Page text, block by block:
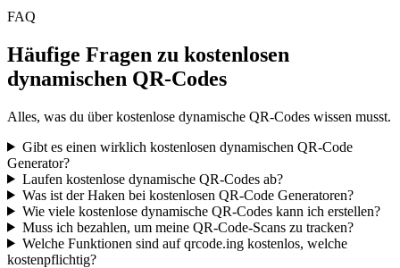
FAQ
Häufige Fragen zu kostenlosen
dynamischen QR-Codes
Alles, was du über kostenlose dynamische QR-Codes wissen musst.
Gibt es einen wirklich kostenlosen dynamischen QR-Code
Generator?
Laufen kostenlose dynamische QR-Codes ab?
Was ist der Haken bei kostenlosen QR-Code Generatoren?
Wie viele kostenlose dynamische QR-Codes kann ich erstellen?
Muss ich bezahlen, um meine QR-Code-Scans zu tracken?
Welche Funktionen sind auf qrcode.ing kostenlos, welche
kostenpflichtig?